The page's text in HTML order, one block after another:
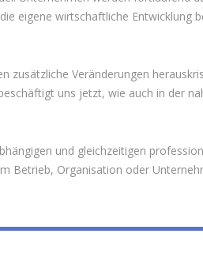
eigene wirtschaftliche Entwicklung
zusätzliche Veränderungen
uns jetzt, wie auch in der
und gleichzeitigen
Betrieb, Organisation oder